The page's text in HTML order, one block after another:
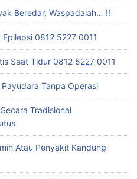
Beredar, Waspadalah… !!
0812 5227 0011
Saat Tidur 0812 5227 0011
Tanpa Operasi
Tradisional
Atau Penyakit Kandung